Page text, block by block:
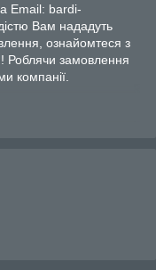
Email: bardi-
Вам нададуть
ознайомтеся з
Роблячи замовлення
компанії.